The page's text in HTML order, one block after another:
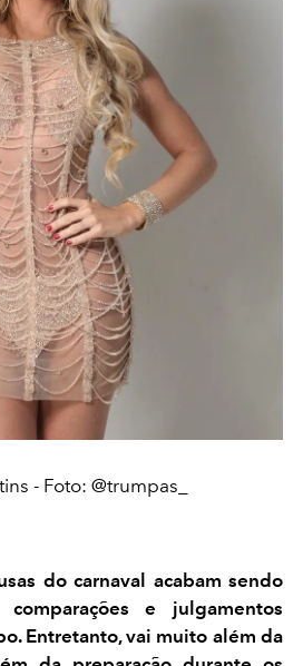
- Foto: @trumpas_
do carnaval acabam sendo
e julgamentos
Entretanto, vai muito além da